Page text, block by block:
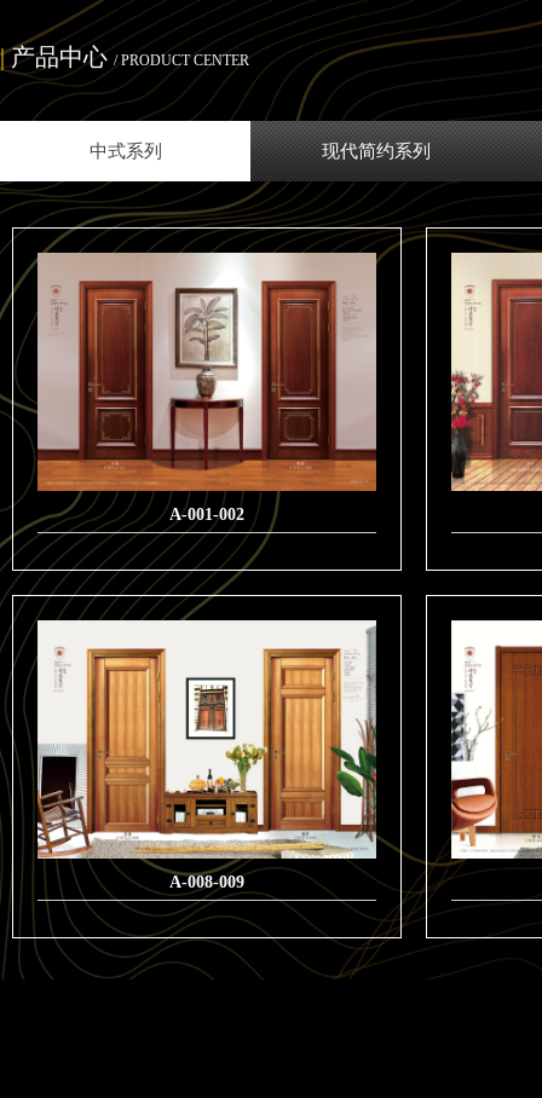
|产品中心/ PRODUCT CENTER
中式系列 现代简约系列
A-001-002
A-008-009